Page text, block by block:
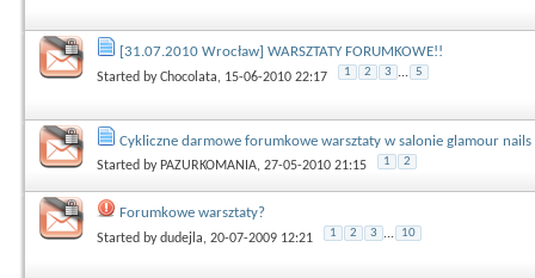
[31.07.2010 Wrocław] WARSZTATY FORUMKOWE!!
Started byChocolata, 15-06-2010 22:17 1 2 3 ... 5
Cykliczne darmowe forumkowe warsztaty w salonie glamour nails
Started by PAZURKOMANIA, 27-05-2010 21:15 1 2
Forumkowe warsztaty?
Started bydudejla, 20-07-2009 12:21 1 2 3 ... 10